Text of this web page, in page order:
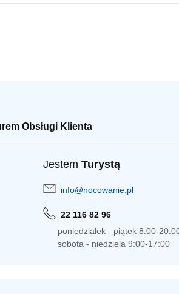
Obsługi Klienta
Jestem Turystą
info@nocowanie.pl
22 116 82 96
poniedziałek - piątek 8:00-
sobota - niedziela 9:00-17:00